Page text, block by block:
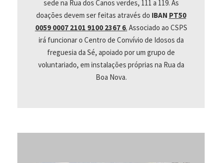
sede na Rua dos Canos verdes, 111 a 119. As
doações devem ser feitas através do IBAN PT50
0059 0007 2101 9100 2367 6. Associado ao CSPS
irá funcionar o Centro de Convívio de Idosos da
freguesia da Sé, apoiado por um grupo de
voluntariado, em instalações próprias na Rua da
Boa Nova.